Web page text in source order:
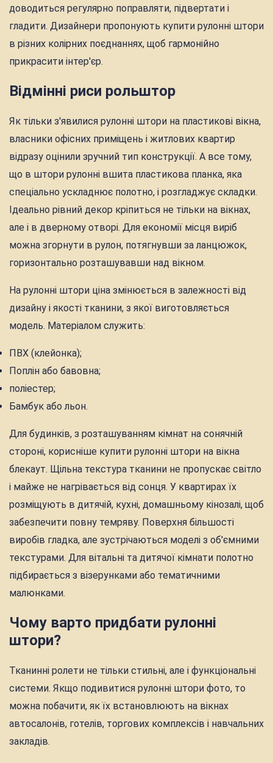
доводиться регулярно поправляти, підвертати і
гладити. Дизайнери пропонують купити рулонні штори
в різних колірних поєднаннях, щоб гармонійно
прикрасити інтер'єр.
Відмінні риси рольштор
Як тільки з'явилися рулонні штори на пластикові вікна,
власники офісних приміщень і житлових квартир
відразу оцінили зручний тип конструкції. А все тому,
що в штори рулонні вшита пластикова планка, яка
спеціально ускладнює полотно, і розгладжує складки.
Ідеально рівний декор кріпиться не тільки на вікнах,
але і в дверному отворі. Для економії місця виріб
можна згорнути в рулон, потягнувши за ланцюжок,
горизонтально розташувавши над вікном.
На рулонні штори ціна змінюється в залежності від
дизайну і якості тканини, з якої виготовляється
модель. Матеріалом служить:
ПВХ (клейонка);
Поплін або бавовна;
поліестер;
Бамбук або льон.
Для будинків, з розташуванням кімнат на сонячній
стороні, корисніше купити рулонні штори на вікна
блекаут. Щільна текстура тканини не пропускає світло
і майже не нагрівається від сонця. У квартирах їх
розміщують в дитячій, кухні, домашньому кінозалі, щоб
забезпечити повну темряву. Поверхня більшості
виробів гладка, але зустрічаються моделі з об'ємними
текстурами. Для вітальні та дитячої кімнати полотно
підбирається з візерунками або тематичними
малюнками.
Чому варто придбати рулонні
штори?
Тканинні ролети не тільки стильні, але і функціональні
системи. Якщо подивитися рулонні штори фото, то
можна побачити, як їх встановлюють на вікнах
автосалонів, готелів, торгових комплексів і навчальних
закладів.